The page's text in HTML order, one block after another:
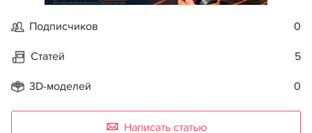
Подписчиков 0
Статей 5
3D-моделей 0
Написать статью